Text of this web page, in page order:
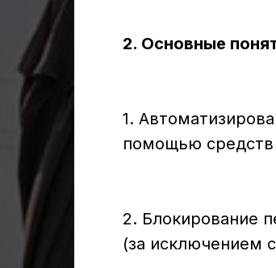
2. Основные
1.
помощью средств
2. Блокирование
(за исключением